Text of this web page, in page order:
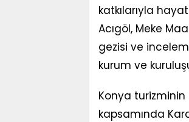
katkılarıyla
Acıgöl, Meke
gezisi ve
kurum ve
Konya turizminin
kapsamında